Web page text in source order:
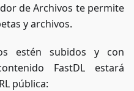
de Archivos te permite
y archivos.
estén subidos y con
FastDL estará
pública: